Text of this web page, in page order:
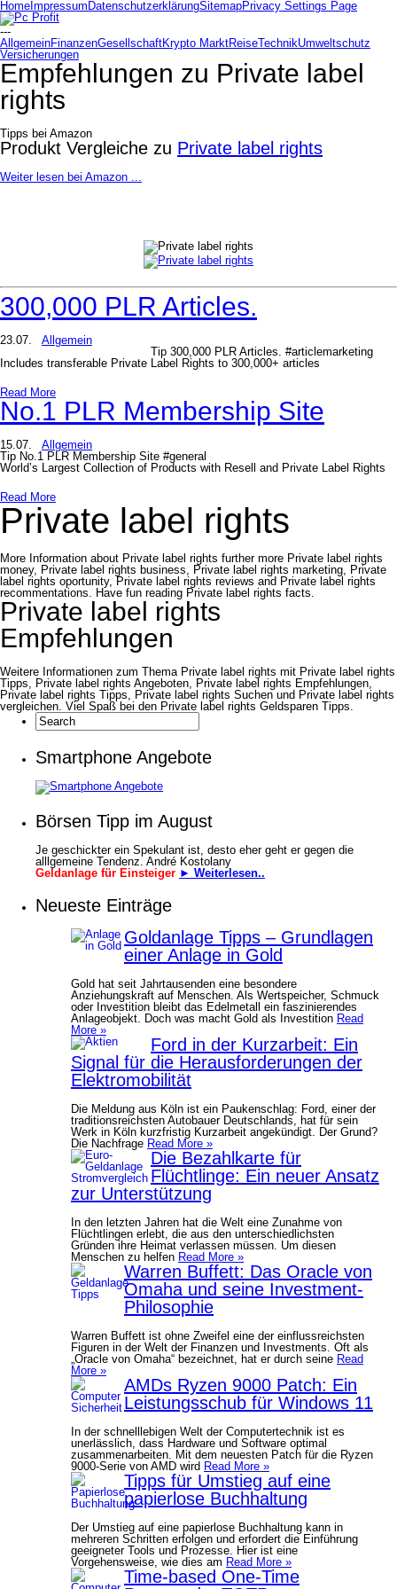
Home Impressum DatenschutzerklärungSitemapPrivacy Settings Page
---
AllgemeinFinanzenGesellschaftKrypto MarktReiseTechnikUmweltschutz
Versicherungen
Empfehlungen zu Private label
rights
Tipps bei Amazon
Produkt Vergleiche zu Private label rights
Weiter lesen bei Amazon ...
300,000 PLR Articles.
23.07.
Allgemein
Tip 300,000 PLR Articles. #articlemarketing
Includes transferable Private Label Rights to 300,000+ articles
Read More
No.1 PLR Membership Site
15.07.
Allgemein
Tip No.1 PLR Membership Site #general
World’s Largest Collection of Products with Resell and Private Label Rights
Read More
Private label rights
More Information about Private label rights further more Private label rights
money, Private label rights business, Private label rights marketing, Private
label rights oportunity, Private label rights reviews and Private label rights
recommentations. Have fun reading Private label rights facts.
Private label rights
Empfehlungen
Weitere Informationen zum Thema Private label rights mit Private label rights
Tipps, Private label rights Angeboten, Private label rights Empfehlungen,
Private label rights Tipps, Private label rights Suchen und Private label rights
vergleichen. Viel Spaß bei den Private label rights Geldsparen Tipps.
Smartphone Angebote
Börsen Tipp im August
Je geschickter ein Spekulant ist, desto eher geht er gegen die
alllgemeine Tendenz. André Kostolany
Geldanlage für Einsteiger ► Weiterlesen..
Neueste Einträge
Goldanlage Tipps – Grundlagen
einer Anlage in Gold
Gold hat seit Jahrtausenden eine besondere
Anziehungskraft auf Menschen. Als Wertspeicher, Schmuck
oder Investition bleibt das Edelmetall ein faszinierendes
Anlageobjekt. Doch was macht Gold als Investition Read
More »
Ford in der Kurzarbeit: Ein
Signal für die Herausforderungen der
Elektromobilität
Die Meldung aus Köln ist ein Paukenschlag: Ford, einer der
traditionsreichsten Autobauer Deutschlands, hat für sein
Werk in Köln kurzfristig Kurzarbeit angekündigt. Der Grund?
Die Nachfrage Read More »
Die Bezahlkarte für
Flüchtlinge: Ein neuer Ansatz
zur Unterstützung
In den letzten Jahren hat die Welt eine Zunahme von
Flüchtlingen erlebt, die aus den unterschiedlichsten
Gründen ihre Heimat verlassen müssen. Um diesen
Menschen zu helfen Read More »
Warren Buffett: Das Oracle von
Omaha und seine Investment-
Philosophie
Warren Buffett ist ohne Zweifel eine der einflussreichsten
Figuren in der Welt der Finanzen und Investments. Oft als
„Oracle von Omaha“ bezeichnet, hat er durch seine Read
More »
AMDs Ryzen 9000 Patch: Ein
Leistungsschub für Windows 11
In der schnelllebigen Welt der Computertechnik ist es
unerlässlich, dass Hardware und Software optimal
zusammenarbeiten. Mit dem neuesten Patch für die Ryzen
9000-Serie von AMD wird Read More »
Tipps für Umstieg auf eine
papierlose Buchhaltung
Der Umstieg auf eine papierlose Buchhaltung kann in
mehreren Schritten erfolgen und erfordert die Einführung
geeigneter Tools und Prozesse. Hier ist eine
Vorgehensweise, wie dies am Read More »
Time-based One-Time